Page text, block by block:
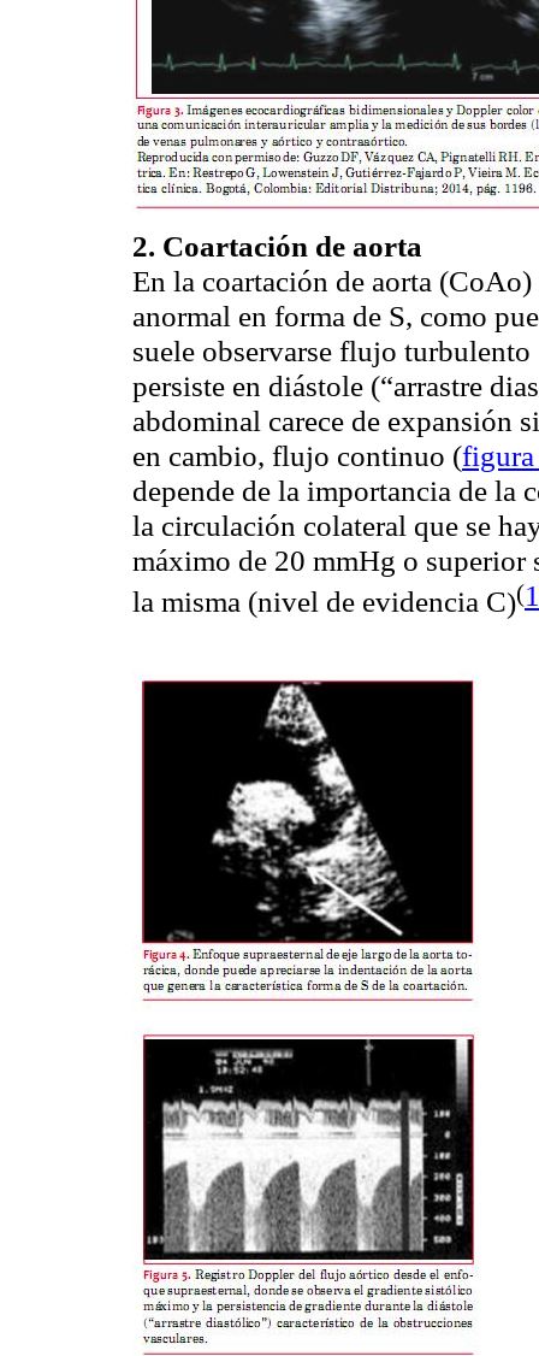
2. Coartación de aorta
En la coartación de aorta (CoAo)
anormal en forma de S, como
suele observarse flujo
persiste en diástole (“arrastre
abdominal carece de expansión
en cambio, flujo continuo (
depende de la importancia de la
la circulación colateral que se
máximo de 20 mmHg o superior
la misma (nivel de evidencia C)(